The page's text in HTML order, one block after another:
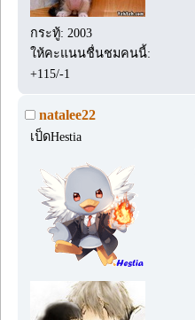
กระทู้: 2003
ให้คะแนนชื่นชมคนนี้:
+115/-1
natalee22
เป็ดHestia